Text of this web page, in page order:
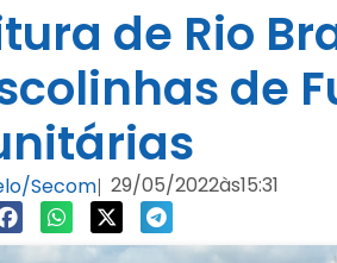
de Rio
de
Secom| 29/05/2022às15:31